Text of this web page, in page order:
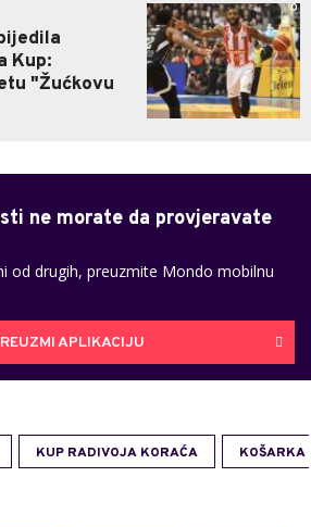
Kup:
"Žućkovu
0
ne morate da provjeravate
od drugih, preuzmite Mondo mobilnu
APLIKACIJU
KUP RADIVOJA KORAĆA KOŠARKA